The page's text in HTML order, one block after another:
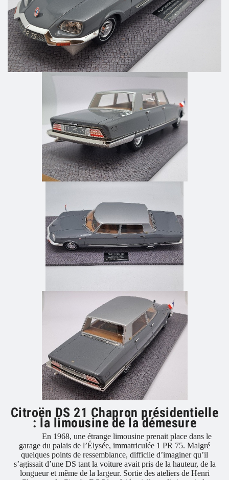
Citroën DS 21 Chapron présidentielle
: la limousine de la démesure
En 1968, une étrange limousine prenait place dans le
garage du palais de l’Élysée, immatriculée 1 PR 75. Malgré
quelques points de ressemblance, difficile d’imaginer qu’il
s’agissait d’une DS tant la voiture avait pris de la hauteur, de la
longueur et même de la largeur. Sortie des ateliers de Henri